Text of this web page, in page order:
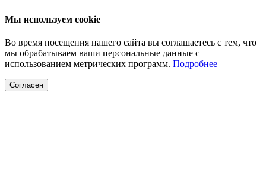
Мы используем cookie
Во время посещения нашего сайта вы соглашаетесь с тем, что
мы обрабатываем ваши персональные данные с
использованием метрических программ. Подробнее
Согласен